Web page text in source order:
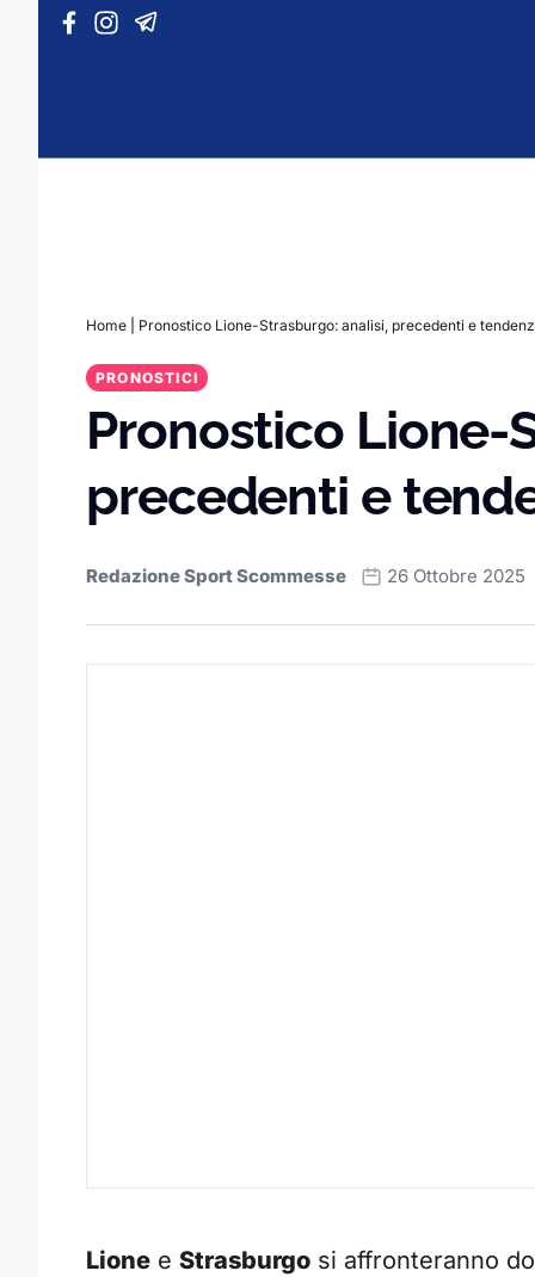
Vai al contenuto
Home Pronostico Lione-Strasburgo: analisi, precedenti e
PRONOSTICI
Pronostico Lione-
precedenti e
Redazione Sport Scommesse 26 Ottobre 2025
Lione e Strasburgo si affronteranno